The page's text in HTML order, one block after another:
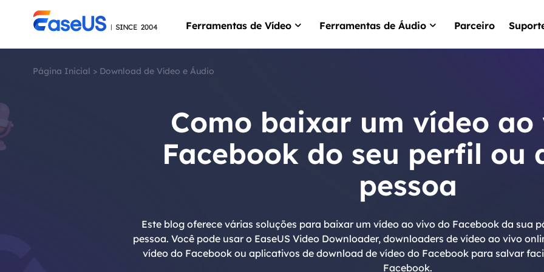
Ferramentas de Vídeo
Video
Baixar YouTube
VideoKit
Kit de ferramentas
Ferramentas de Áudio
EaseUS
Gerador de voz de
Parceiro
Página Inicial > Download de Vídeo e Áudio
Como baixar um vídeo ao
Facebook do seu perfil ou
pessoa
Este blog oferece várias soluções para baixar um vídeo ao vivo do Facebook da sua
pessoa. Você pode usar o EaseUS Video Downloader, downloaders de vídeo ao vivo
vídeo do Facebook ou aplicativos de download de vídeo do Facebook para salvar
Facebook.